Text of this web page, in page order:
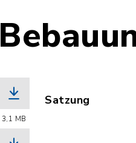
3,1 MB
Satzung